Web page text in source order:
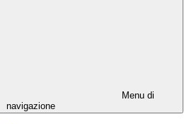
Menu di
navigazione